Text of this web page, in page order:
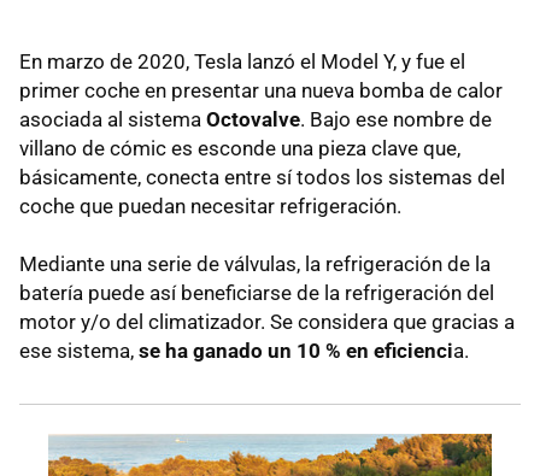
En marzo de 2020, Tesla lanzó el Model Y, y fue el
primer coche en presentar una nueva bomba de calor
asociada al sistema Octovalve. Bajo ese nombre de
villano de cómic es esconde una pieza clave que,
básicamente, conecta entre sí todos los sistemas del
coche que puedan necesitar refrigeración.
Mediante una serie de válvulas, la refrigeración de la
batería puede así beneficiarse de la refrigeración del
motor y/o del climatizador. Se considera que gracias a
ese sistema, se ha ganado un 10 % en eficiencia.